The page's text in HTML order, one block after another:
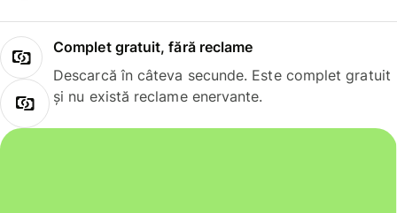
Complet gratuit, fără reclame
Descarcă în câteva secunde. Este complet gratuit
și nu există reclame enervante.